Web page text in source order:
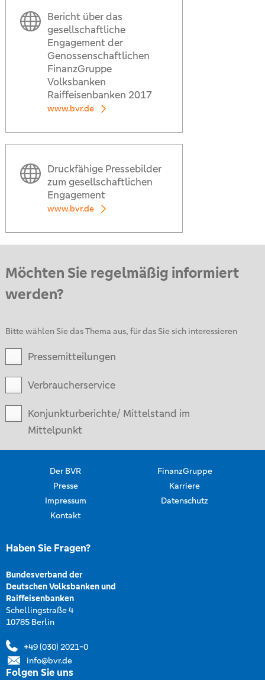
Bericht über das
gesellschaftliche
Engagement der
Genossenschaftlichen
FinanzGruppe
Volksbanken
Raiffeisenbanken 2017
www.bvr.de
Druckfähige Pressebilder
zum gesellschaftlichen
Engagement
www.bvr.de
Möchten Sie regelmäßig informiert
werden?
Bitte wählen Sie das Thema aus, für das Sie sich interessieren
Pressemitteilungen
Verbraucherservice
Konjunkturberichte/ Mittelstand im
Mittelpunkt
Der BVR
FinanzGruppe
Presse
Karriere
Impressum
Datenschutz
Kontakt
Haben Sie Fragen?
Bundesverband der
Deutschen Volksbanken und
Raiffeisenbanken
Schellingstraße 4
10785 Berlin
+49 (030) 2021-0
info@bvr.de
Folgen Sie uns